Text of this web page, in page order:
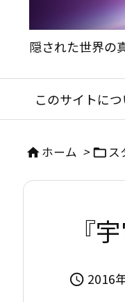
隠された世界の
このサイトにつ
ホーム >  ス
『
 2016